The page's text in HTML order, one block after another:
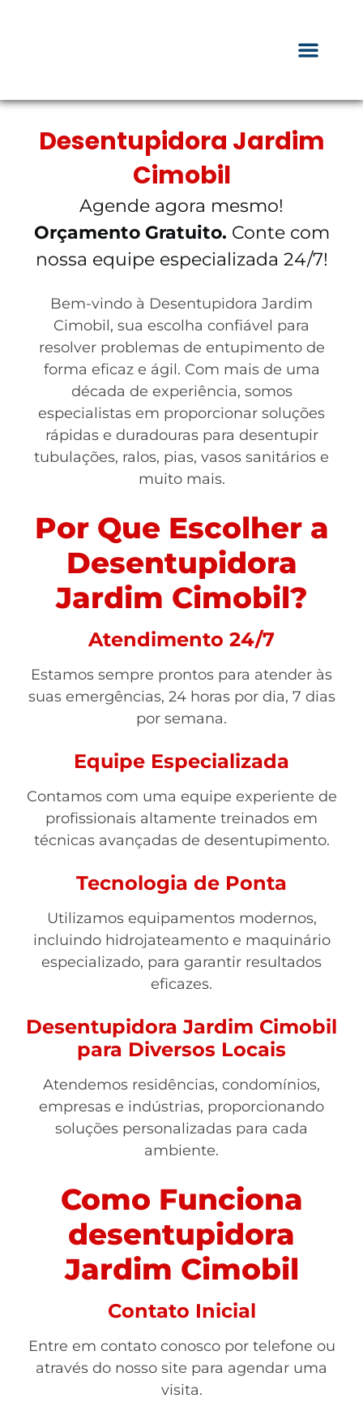
Desentupidora Jardim
Cimobil
Agende agora mesmo!
Orçamento Gratuito. Conte com
nossa equipe especializada 24/7!
Bem-vindo à Desentupidora Jardim
Cimobil, sua escolha confiável para
resolver problemas de entupimento de
forma eficaz e ágil. Com mais de uma
década de experiência, somos
especialistas em proporcionar soluções
rápidas e duradouras para desentupir
tubulações, ralos, pias, vasos sanitários e
muito mais.
Por Que Escolher a
Desentupidora
Jardim Cimobil?
Atendimento 24/7
Estamos sempre prontos para atender às
suas emergências, 24 horas por dia, 7 dias
por semana.
Equipe Especializada
Contamos com uma equipe experiente de
profissionais altamente treinados em
técnicas avançadas de desentupimento.
Tecnologia de Ponta
Utilizamos equipamentos modernos,
incluindo hidrojateamento e maquinário
especializado, para garantir resultados
eficazes.
Desentupidora Jardim Cimobil
para Diversos Locais
Atendemos residências, condomínios,
empresas e indústrias, proporcionando
soluções personalizadas para cada
ambiente.
Como Funciona
desentupidora
Jardim Cimobil
Contato Inicial
Entre em contato conosco por telefone ou
através do nosso site para agendar uma
visita.